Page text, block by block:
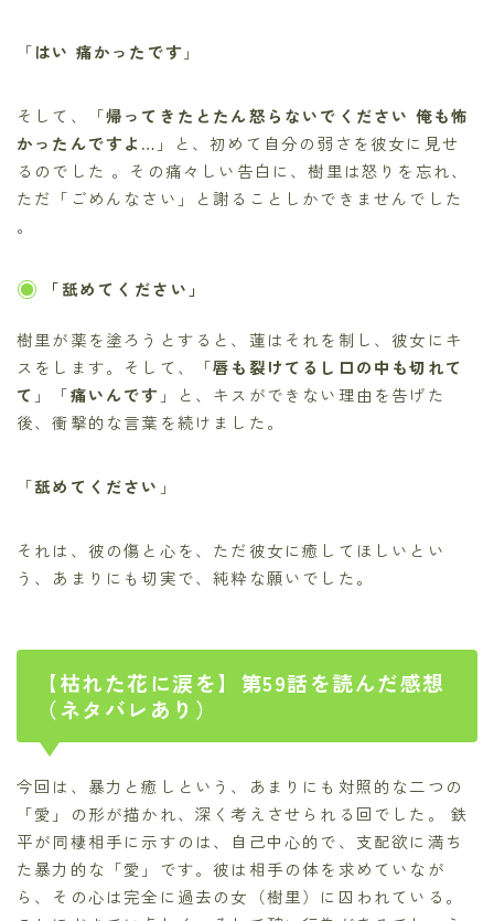
「はい 痛かったです 」
そして、「帰ってきたとたん怒らないでください 俺も怖
かったんですよ… 」と、初めて自分の弱さを彼女に見せ
るのでした 。その痛々しい告白に、樹里は怒りを忘れ、
ただ「ごめんなさい」と謝ることしかできませんでした
。
「舐めてください」
樹里が薬を塗ろうとすると、蓮はそれを制し、彼女にキ
スをします。そして、「唇も裂けてるし口の中も切れて
て 」「痛いんです 」と、キスができない理由を告げた
後、衝撃的な言葉を続けました。
「舐めてください 」
それは、彼の傷と心を、ただ彼女に癒してほしいとい
う、あまりにも切実で、純粋な願いでした。
【枯れた花に涙を】第59話を読んだ感想
（ネタバレあり）
今回は、暴力と癒しという、あまりにも対照的な二つの
「愛」の形が描かれ、深く考えさせられる回でした。 鉄
平が同棲相手に示すのは、自己中心的で、支配欲に満ち
た暴力的な「愛」です。彼は相手の体を求めていなが
ら、その心は完全に過去の女（樹里）に囚われている。